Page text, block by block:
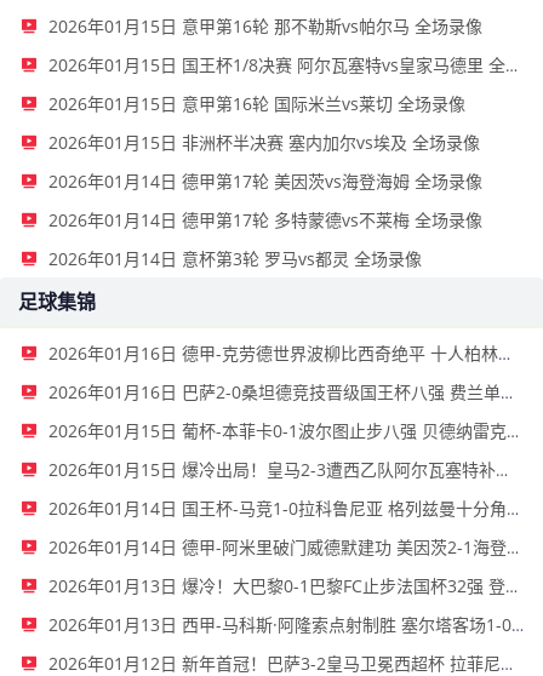
2026年01月15日 意甲第16轮 那不勒斯vs帕尔马 全场录像
2026年01月15日 国王杯1/8决赛 阿尔瓦塞特vs皇家马德里 全场录像
2026年01月15日 意甲第16轮 国际米兰vs莱切 全场录像
2026年01月15日 非洲杯半决赛 塞内加尔vs埃及 全场录像
2026年01月14日 德甲第17轮 美因茨vs海登海姆 全场录像
2026年01月14日 德甲第17轮 多特蒙德vs不莱梅 全场录像
2026年01月14日 意杯第3轮 罗马vs都灵 全场录像
足球集锦
2026年01月16日 德甲-克劳德世界波柳比西奇绝平 十人柏林联合1-1奥格斯堡
2026年01月16日 巴萨2-0桑坦德竞技晋级国王杯八强 费兰单刀球破门亚马尔建功
2026年01月15日 葡杯-本菲卡0-1波尔图止步八强 贝德纳雷克制胜帕夫利季斯失良机
2026年01月15日 爆冷出局！皇马2-3遭西乙队阿尔瓦塞特补时绝杀 无缘国王杯8强
2026年01月14日 国王杯-马竞1-0拉科鲁尼亚 格列兹曼十分角任意球破门+远射中横梁
2026年01月14日 德甲-阿米里破门威德默建功 美因茨2-1海登海姆
2026年01月13日 爆冷！大巴黎0-1巴黎FC止步法国杯32强 登贝莱失单刀埃梅里中框
2026年01月13日 西甲-马科斯·阿隆索点射制胜 塞尔塔客场1-0塞维利亚
2026年01月12日 新年首冠！巴萨3-2皇马卫冕西超杯 拉菲尼亚双响维尼修斯一条龙